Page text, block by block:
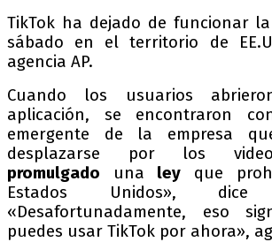
TikTok ha dejado de funcionar
sábado en el territorio de
agencia AP.
Cuando los usuarios
aplicación, se encontraron
emergente de la empresa
desplazarse por los
promulgado una ley que
Estados Unidos»,
«Desafortunadamente, eso
puedes usar TikTok por ahora»,